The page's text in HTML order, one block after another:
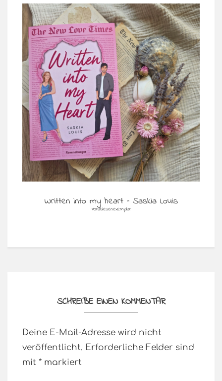
Written into my heart – Saskia Louis
Vorablesenexemplar
SCHREIBE EINEN KOMMENTAR
Deine E-Mail-Adresse wird nicht
veröffentlicht. Erforderliche Felder sind
mit * markiert